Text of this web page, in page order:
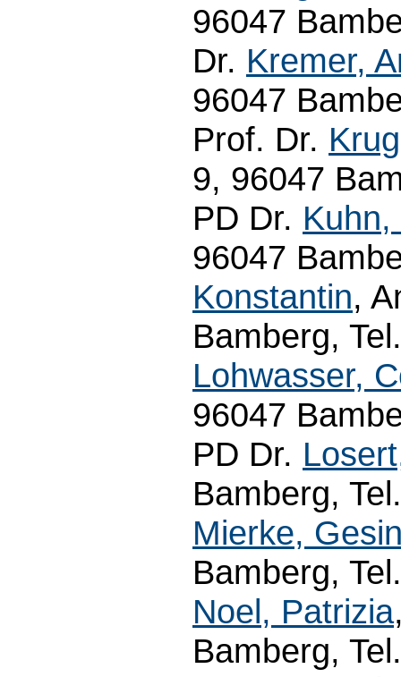
96047
Dr. Kremer,
96047
Prof. Dr.
9, 96047
PD Dr.
96047
Konstantin,
Bamberg,
Lohwasser,
96047
PD Dr.
Bamberg,
Mierke,
Bamberg,
Noel, Patrizia
Bamberg,